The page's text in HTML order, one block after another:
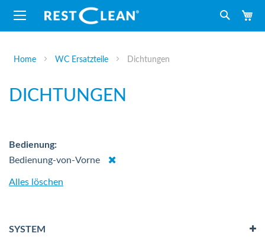
Suche
Home WC Ersatzteile Dichtungen
DICHTUNGEN
Bedienung
Bedienung-von-Vorne
Dies
Alles löschen
SYSTEM